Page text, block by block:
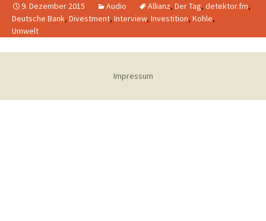
9. Dezember 2015 Audio Allianz, Der Tag, detektor.fm,
Deutsche Bank, Divestment, Interview, Investition, Kohle,
Umwelt
Impressum